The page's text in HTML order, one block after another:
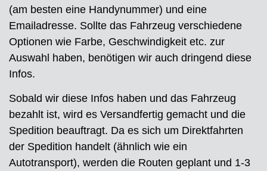
(am besten eine Handynummer) und eine
Emailadresse. Sollte das Fahrzeug verschiedene
Optionen wie Farbe, Geschwindigkeit etc. zur
Auswahl haben, benötigen wir auch dringend diese
Infos.
Sobald wir diese Infos haben und das Fahrzeug
bezahlt ist, wird es Versandfertig gemacht und die
Spedition beauftragt. Da es sich um Direktfahrten
der Spedition handelt (ähnlich wie ein
Autotransport), werden die Routen geplant und 1-3